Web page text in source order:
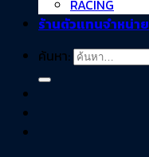
RACING
ร้านตัวแทนจำหน่าย
ค้นหา: